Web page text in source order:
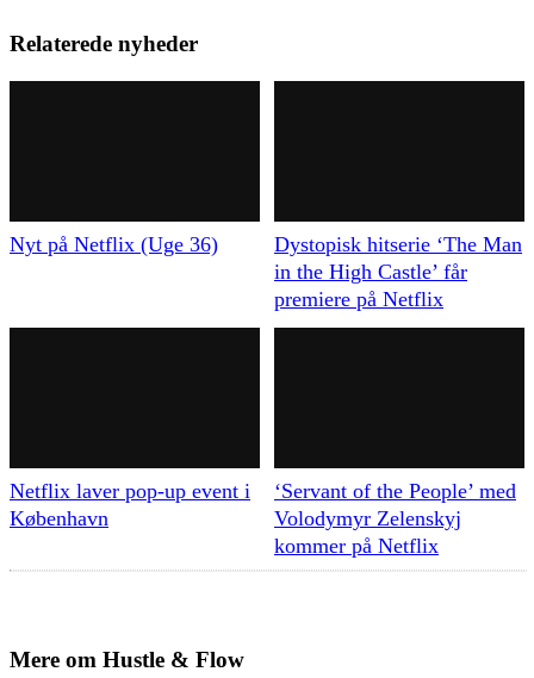
Relaterede nyheder
Nyt på Netflix (Uge 36)
Dystopisk hitserie ‘The Man
in the High Castle’ får
premiere på Netflix
Netflix laver pop-up event i
København
‘Servant of the People’ med
Volodymyr Zelenskyj
kommer på Netflix
Mere om Hustle & Flow